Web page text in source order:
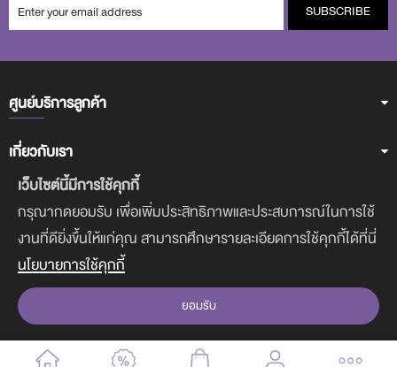
เว็บไซต์นี้มีการใช้คุกกี้
กรุณากดยอมรับ เพื่อเพิ่มประสิทธิภาพและประสบการณ์ในการใช้
งานที่ดียิ่งขึ้นให้แก่คุณ สามารถศึกษารายละเอียดการใช้คุกกี้ได้ที่นี่
นโยบายการใช้คุกกี้
ยอมรับ
SUBSCRIBE
ศูนย์บริการลูกค้า
เกี่ยวกับเรา
ฝ่ายบริการลูกค้า
ดาวน์โหลดแอพฯ
COPYRIGHT © 2017-2020 CUTE PRESS. ALL RIGHTS RESERVED.